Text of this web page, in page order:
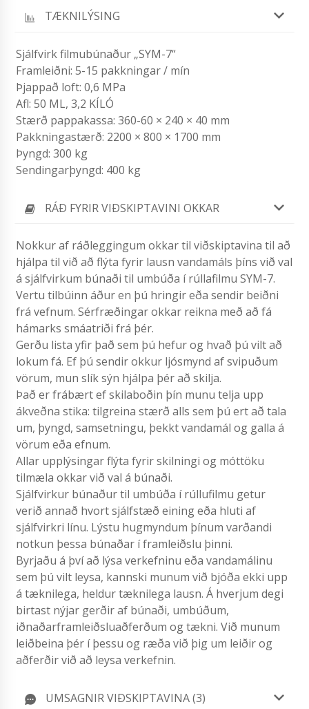
TÆKNILÝSING
Sjálfvirk filmubúnaður „SYM-7“
Framleiðni: 5-15 pakkningar / mín
Þjappað loft: 0,6 MPa
Afl: 50 ML, 3,2 KÍLÓ
Stærð pappakassa: 360-60 × 240 × 40 mm
Pakkningastærð: 2200 × 800 × 1700 mm
Þyngd: 300 kg
Sendingarþyngd: 400 kg
RÁÐ FYRIR VIÐSKIPTAVINI OKKAR
Nokkur af ráðleggingum okkar til viðskiptavina til að
hjálpa til við að flýta fyrir lausn vandamáls þíns við val
á sjálfvirkum búnaði til umbúða í rúllafilmu SYM-7.
Vertu tilbúinn áður en þú hringir eða sendir beiðni
frá vefnum. Sérfræðingar okkar reikna með að fá
hámarks smáatriði frá þér.
Gerðu lista yfir það sem þú hefur og hvað þú vilt að
lokum fá. Ef þú sendir okkur ljósmynd af svipuðum
vörum, mun slík sýn hjálpa þér að skilja.
Það er frábært ef skilaboðin þín munu telja upp
ákveðna stika: tilgreina stærð alls sem þú ert að tala
um, þyngd, samsetningu, þekkt vandamál og galla á
vörum eða efnum.
Allar upplýsingar flýta fyrir skilningi og móttöku
tilmæla okkar við val á búnaði.
Sjálfvirkur búnaður til umbúða í rúllufilmu getur
verið annað hvort sjálfstæð eining eða hluti af
sjálfvirkri línu. Lýstu hugmyndum þínum varðandi
notkun þessa búnaðar í framleiðslu þinni.
Byrjaðu á því að lýsa verkefninu eða vandamálinu
sem þú vilt leysa, kannski munum við bjóða ekki upp
á tæknilega, heldur tæknilega lausn. Á hverjum degi
birtast nýjar gerðir af búnaði, umbúðum,
iðnaðarframleiðsluaðferðum og tækni. Við munum
leiðbeina þér í þessu og ræða við þig um leiðir og
aðferðir við að leysa verkefnin.
UMSAGNIR VIÐSKIPTAVINA (3)